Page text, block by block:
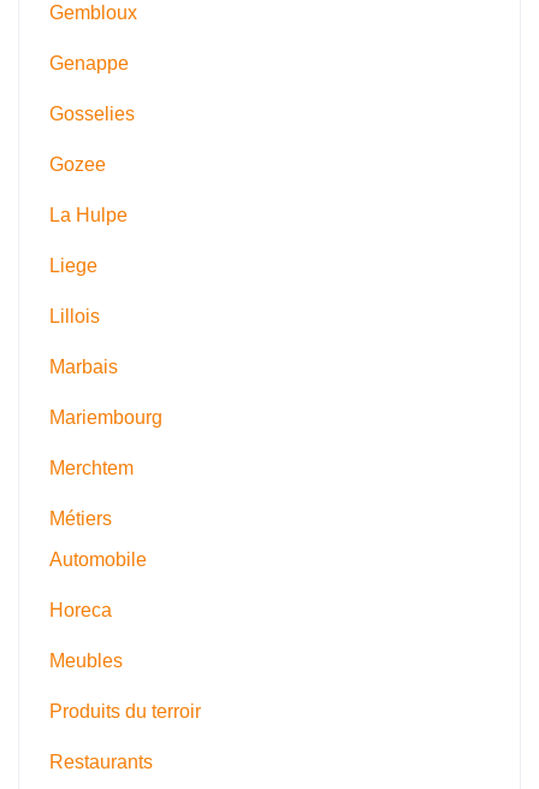
Gembloux
Genappe
Gosselies
Gozee
La Hulpe
Liege
Lillois
Marbais
Mariembourg
Merchtem
Métiers
Automobile
Horeca
Meubles
Produits du terroir
Restaurants